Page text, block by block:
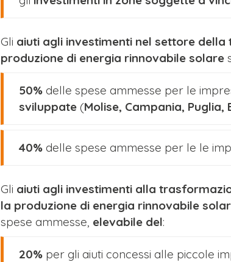
Gli aiuti agli investimenti nel settore
produzione di energia rinnovabile solare
50% delle spese ammesse per le
sviluppate (Molise, Campania,
40% delle spese ammesse per le le
Gli aiuti agli investimenti alla
la produzione di energia rinnovabile
spese ammesse, elevabile del:
20% per gli aiuti concessi alle piccole